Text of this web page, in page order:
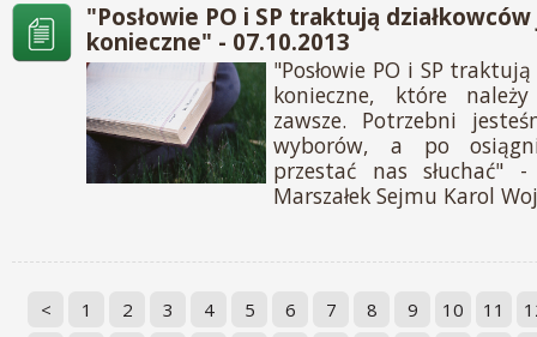
"Posłowie PO i SP traktują działkowców
konieczne" - 07.10.2013
"Posłowie PO i SP
konieczne, które
zawsze. Potrzebni
wyborów, a po
przestać nas słuchać"
Marszałek Sejmu Karol
< 1 2 3 4 5 6 7 8 9 10 11